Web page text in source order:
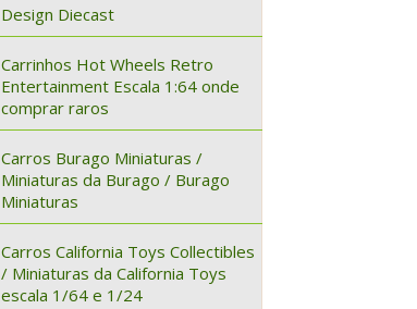
Design Diecast
Carrinhos Hot Wheels Retro
Entertainment Escala 1:64 onde
comprar raros
Carros Burago Miniaturas /
Miniaturas da Burago / Burago
Miniaturas
Carros California Toys Collectibles
/ Miniaturas da California Toys
escala 1/64 e 1/24